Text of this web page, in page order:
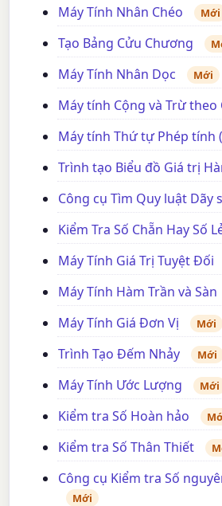
Máy Tính Nhân Chéo Mới
Tạo Bảng Cửu Chương
Máy Tính Nhân Dọc Mới
Máy tính Cộng và Trừ theo
Máy tính Thứ tự Phép tính
Trình tạo Biểu đồ Giá trị
Công cụ Tìm Quy luật Dãy
Kiểm Tra Số Chẵn Hay Số
Máy Tính Giá Trị Tuyệt Đối
Máy Tính Hàm Trần và Sàn
Máy Tính Giá Đơn Vị Mới
Trình Tạo Đếm Nhảy Mới
Máy Tính Ước Lượng Mới
Kiểm tra Số Hoàn hảo
Kiểm tra Số Thân Thiết
Công cụ Kiểm tra Số
Mới